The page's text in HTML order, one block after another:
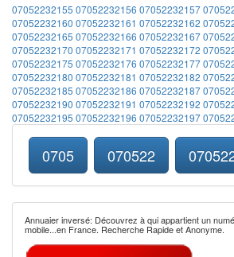
07052232155 07052232156 07052232157
07052232160 07052232161 07052232162
07052232165 07052232166 07052232167
07052232170 07052232171 07052232172
07052232175 07052232176 07052232177
07052232180 07052232181 07052232182
07052232185 07052232186 07052232187
07052232190 07052232191 07052232192
07052232195 07052232196 07052232197
0705 070522
Annuaier inversé: Découvrez à qui appartient un
mobile...en France. Recherche Rapide et Anonyme.